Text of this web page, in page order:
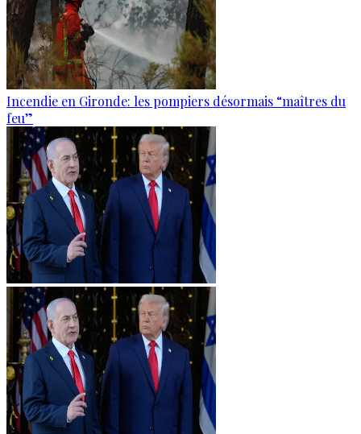
Incendie en Gironde: les pompiers désormais “maîtres du
feu”